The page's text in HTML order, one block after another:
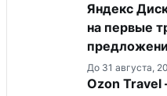
Яндекс
на первые
До 31 августа,
Ozon